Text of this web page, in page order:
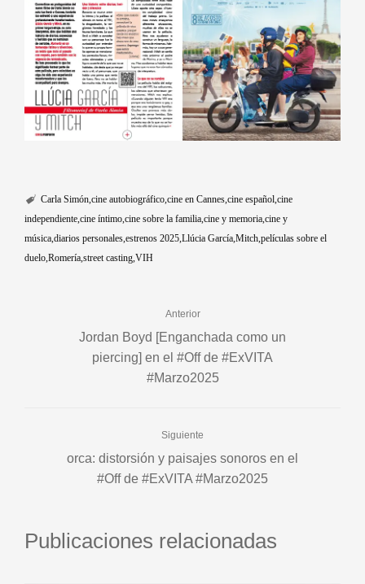
Carla Simón cine autobiográfico cine en Cannes cine español cine
independiente cine íntimo cine sobre la familia cine y memoria cine y
música diarios personales estrenos 2025 Llúcia García Mitch películas sobre el
duelo Romería street casting VIH
Anterior
Jordan Boyd [Enganchada como un
piercing] en el #Off de #ExVITA
#Marzo2025
Siguiente
orca: distorsión y paisajes sonoros en el
#Off de #ExVITA #Marzo2025
Publicaciones relacionadas